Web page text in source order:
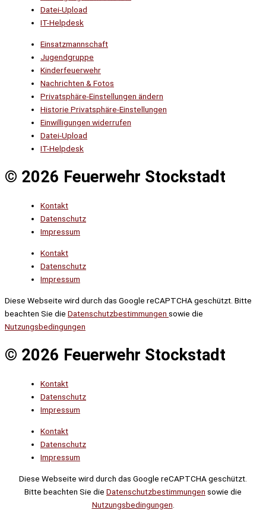
Datei-Upload
IT-Helpdesk
Einsatzmannschaft
Jugendgruppe
Kinderfeuerwehr
Nachrichten & Fotos
Privatsphäre-Einstellungen ändern
Historie Privatsphäre-Einstellungen
Einwilligungen widerrufen
Datei-Upload
IT-Helpdesk
© 2026 Feuerwehr Stockstadt
Kontakt
Datenschutz
Impressum
Kontakt
Datenschutz
Impressum
Diese Webseite wird durch das Google reCAPTCHA geschützt. Bitte
beachten Sie die Datenschutzbestimmungen sowie die
Nutzungsbedingungen
© 2026 Feuerwehr Stockstadt
Kontakt
Datenschutz
Impressum
Kontakt
Datenschutz
Impressum
Diese Webseite wird durch das Google reCAPTCHA geschützt.
Bitte beachten Sie die Datenschutzbestimmungen sowie die
Nutzungsbedingungen